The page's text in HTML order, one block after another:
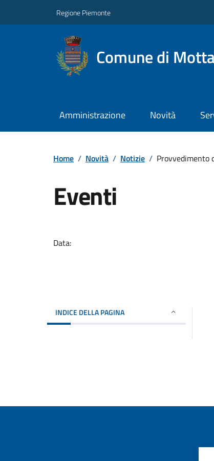
Regione Piemonte
Comune di
Amministrazione Novità
Home / Novità / Notizie / Provvedimento
Eventi
Data:
INDICE DELLA PAGINA